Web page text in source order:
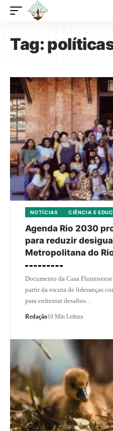
Tag:
NOTÍCIAS CIÊNCIA E
Agenda Rio 2030
para reduzir
Metropolitana do
Documento da Casa
partir da escuta de lideranças
para enfrentar desafios…
Redação10 Min Leitura